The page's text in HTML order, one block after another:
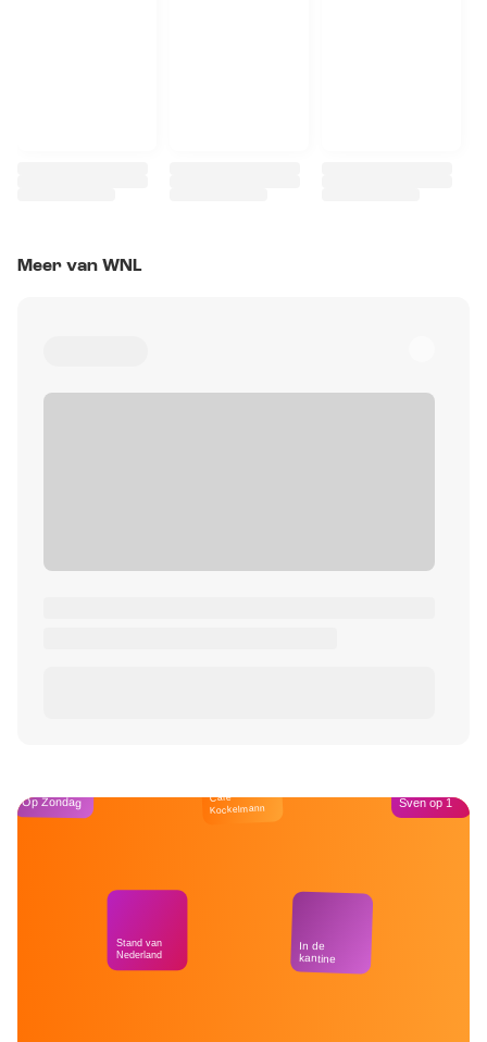
Meer van WNL
Op Zondag
Stand van
Nederland
Café
Kockelmann
In de
kantine
Sven op 1